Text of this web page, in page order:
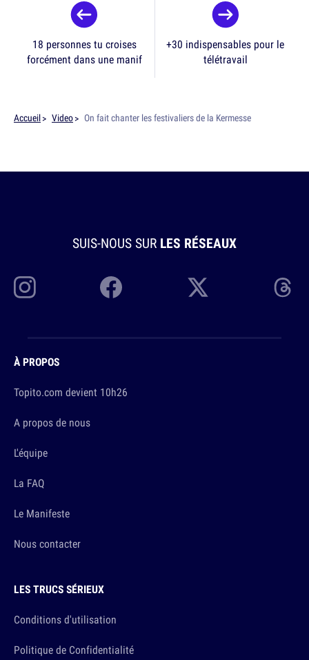
18 personnes tu croises
forcément dans une manif
+30 indispensables pour le
télétravail
Accueil Video On fait chanter les festivaliers de la Kermesse
SUIS-NOUS SUR LES RÉSEAUX
À PROPOS
Topito.com devient 10h26
A propos de nous
L'équipe
La FAQ
Le Manifeste
Nous contacter
LES TRUCS SÉRIEUX
Conditions d'utilisation
Politique de Confidentialité